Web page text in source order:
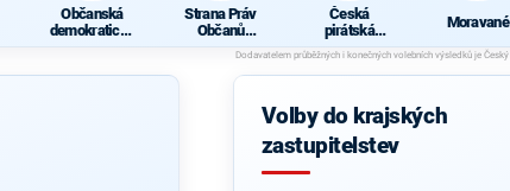
Občanská
demokratická
strana
Strana Práv
Občanů
ZEMANOVCI
Česká
pirátská
strana
Moravané
Volby do krajských
zastupitelstev